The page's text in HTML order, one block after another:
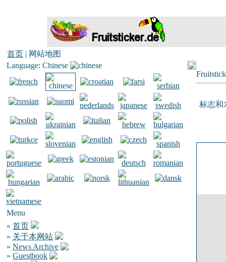
首页 | 网站地图
Language: Chinese
Menu
» 首页
» 关于本网站
» News Archive
» Guestbook
标志和